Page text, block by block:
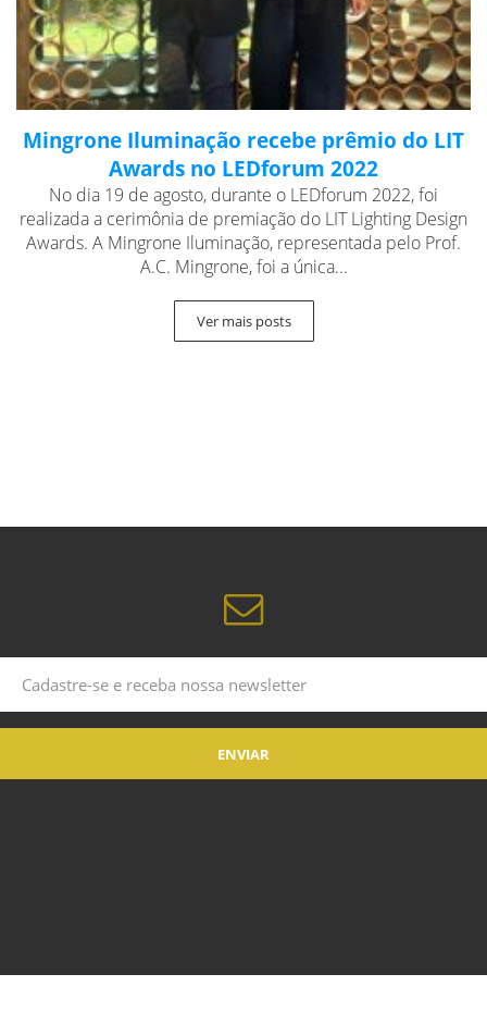
Mingrone Iluminação recebe prêmio do LIT
Awards no LEDforum 2022
No dia 19 de agosto, durante o LEDforum 2022, foi
realizada a cerimônia de premiação do LIT Lighting Design
Awards. A Mingrone Iluminação, representada pelo Prof.
A.C. Mingrone, foi a única...
Ver mais posts